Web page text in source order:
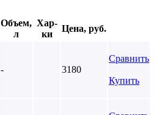
Объем,
л
Хар-
ки
Цена, руб.
- 3180
Сравнить
Купить